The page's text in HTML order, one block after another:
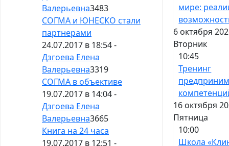
Валерьевна3483
СОГМА и ЮНЕСКО стали
партнерами
24.07.2017 в 18:54 -
Дзгоева Елена
Валерьевна3319
СОГМА в объективе
19.07.2017 в 14:04 -
Дзгоева Елена
Валерьевна3665
Книга на 24 часа
19.07.2017 в 12:51 -
мире:
6 октября
Вторник
10:45
Тренинг
16 октября
Пятница
10:00
Школа